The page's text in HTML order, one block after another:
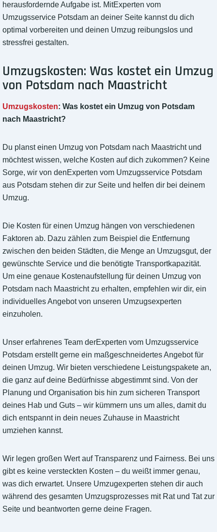
herausfordernde Aufgabe ist. MitExperten vom
Umzugsservice Potsdam an deiner Seite kannst du dich
optimal vorbereiten und deinen Umzug reibungslos und
stressfrei gestalten.
Umzugskosten: Was kostet ein Umzug
von Potsdam nach Maastricht
Umzugskosten: Was kostet ein Umzug von Potsdam
nach Maastricht?
Du planst einen Umzug von Potsdam nach Maastricht und
möchtest wissen, welche Kosten auf dich zukommen? Keine
Sorge, wir von denExperten vom Umzugsservice Potsdam
aus Potsdam stehen dir zur Seite und helfen dir bei deinem
Umzug.
Die Kosten für einen Umzug hängen von verschiedenen
Faktoren ab. Dazu zählen zum Beispiel die Entfernung
zwischen den beiden Städten, die Menge an Umzugsgut, der
gewünschte Service und die benötigte Transportkapazität.
Um eine genaue Kostenaufstellung für deinen Umzug von
Potsdam nach Maastricht zu erhalten, empfehlen wir dir, ein
individuelles Angebot von unseren Umzugsexperten
einzuholen.
Unser erfahrenes Team derExperten vom Umzugsservice
Potsdam erstellt gerne ein maßgeschneidertes Angebot für
deinen Umzug. Wir bieten verschiedene Leistungspakete an,
die ganz auf deine Bedürfnisse abgestimmt sind. Von der
Planung und Organisation bis hin zum sicheren Transport
deines Hab und Guts – wir kümmern uns um alles, damit du
dich entspannt in dein neues Zuhause in Maastricht
umziehen kannst.
Wir legen großen Wert auf Transparenz und Fairness. Bei uns
gibt es keine versteckten Kosten – du weißt immer genau,
was dich erwartet. Unsere Umzugexperten stehen dir auch
während des gesamten Umzugsprozesses mit Rat und Tat zur
Seite und beantworten gerne deine Fragen.